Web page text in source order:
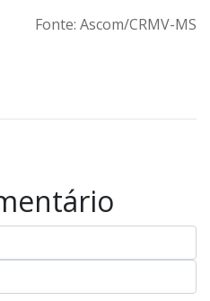
Fonte: Ascom/CRMV-MS